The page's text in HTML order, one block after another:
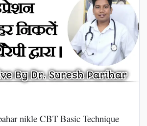
nikle CBT Basic Technique